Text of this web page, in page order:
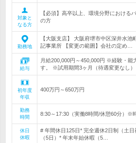
対象と
なる方
【必須】高卒以上、環境分野における
の方
勤務地
【大阪支店】 大阪府堺市中区深井水池
記事業所 【変更の範囲】会社の定め…
給与
月給200,000円～450,000円 ※経験・能
す。 ※試用期間3ヶ月（待遇変更なし）
初年度
年収
400万円～650万円
勤務
時間
8:30～17:30（実働8時間/休憩60分）※
休日
休暇
# 年間休日125日* 完全週休2日制（土
（5日）* 年末年始休暇（5…